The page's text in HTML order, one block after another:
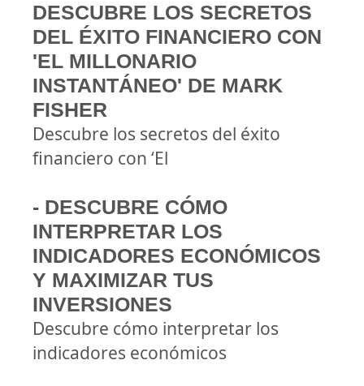
DESCUBRE LOS SECRETOS
DEL ÉXITO FINANCIERO CON
'EL MILLONARIO
INSTANTÁNEO' DE MARK
FISHER
Descubre los secretos del éxito
financiero con ‘El
- DESCUBRE CÓMO
INTERPRETAR LOS
INDICADORES ECONÓMICOS
Y MAXIMIZAR TUS
INVERSIONES
Descubre cómo interpretar los
indicadores económicos